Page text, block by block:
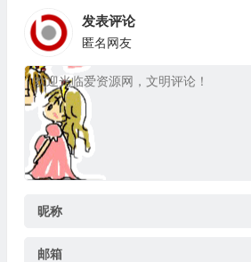
发表评论
匿名网友
昵称
邮箱